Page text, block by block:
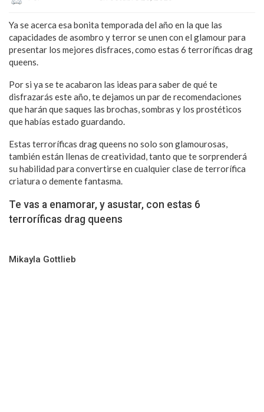
Ya se acerca esa bonita temporada del año en la que las
capacidades de asombro y terror se unen con el glamour para
presentar los mejores disfraces, como estas 6 terroríficas drag
queens.
Por si ya se te acabaron las ideas para saber de qué te
disfrazarás este año, te dejamos un par de recomendaciones
que harán que saques las brochas, sombras y los prostéticos
que habías estado guardando.
Estas terroríficas drag queens no solo son glamourosas,
también están llenas de creatividad, tanto que te sorprenderá
su habilidad para convertirse en cualquier clase de terrorífica
criatura o demente fantasma.
Te vas a enamorar, y asustar, con estas 6
terroríficas drag queens
Mikayla Gottlieb